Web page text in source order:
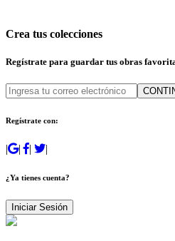
Crea tus colecciones
Regístrate para guardar tus obras
Regístrate con:
| | | |
¿Ya tienes cuenta?
Iniciar Sesión